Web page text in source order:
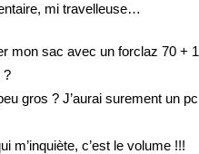
mi travelleuse…
mon sac avec un forclaz 70 +
?
gros ? J’aurai surement un
m’inquiète, c’est le volume !!!